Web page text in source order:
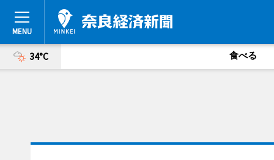
34°C 食べる